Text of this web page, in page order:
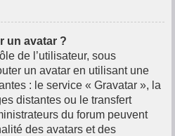
un avatar ?
de l’utilisateur, sous
un avatar en utilisant une
: le service « Gravatar », la
distantes ou le transfert
du forum peuvent
des avatars et des